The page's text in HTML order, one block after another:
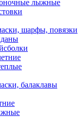
лыжные
шарфы, повязки
балаклавы